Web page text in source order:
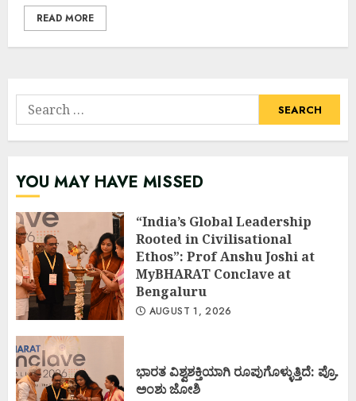
READ MORE
Search
for:
YOU MAY HAVE MISSED
“India’s Global Leadership
Rooted in Civilisational
Ethos”: Prof Anshu Joshi at
MyBHARAT Conclave at
Bengaluru
AUGUST 1, 2026
ಭಾರತ ವಿಶ್ವಶಕ್ತಿಯಾಗಿ ರೂಪುಗೊಳ್ಳುತ್ತಿದೆ: ಪ್ರೊ.
ಅಂಶು ಜೋಶಿ